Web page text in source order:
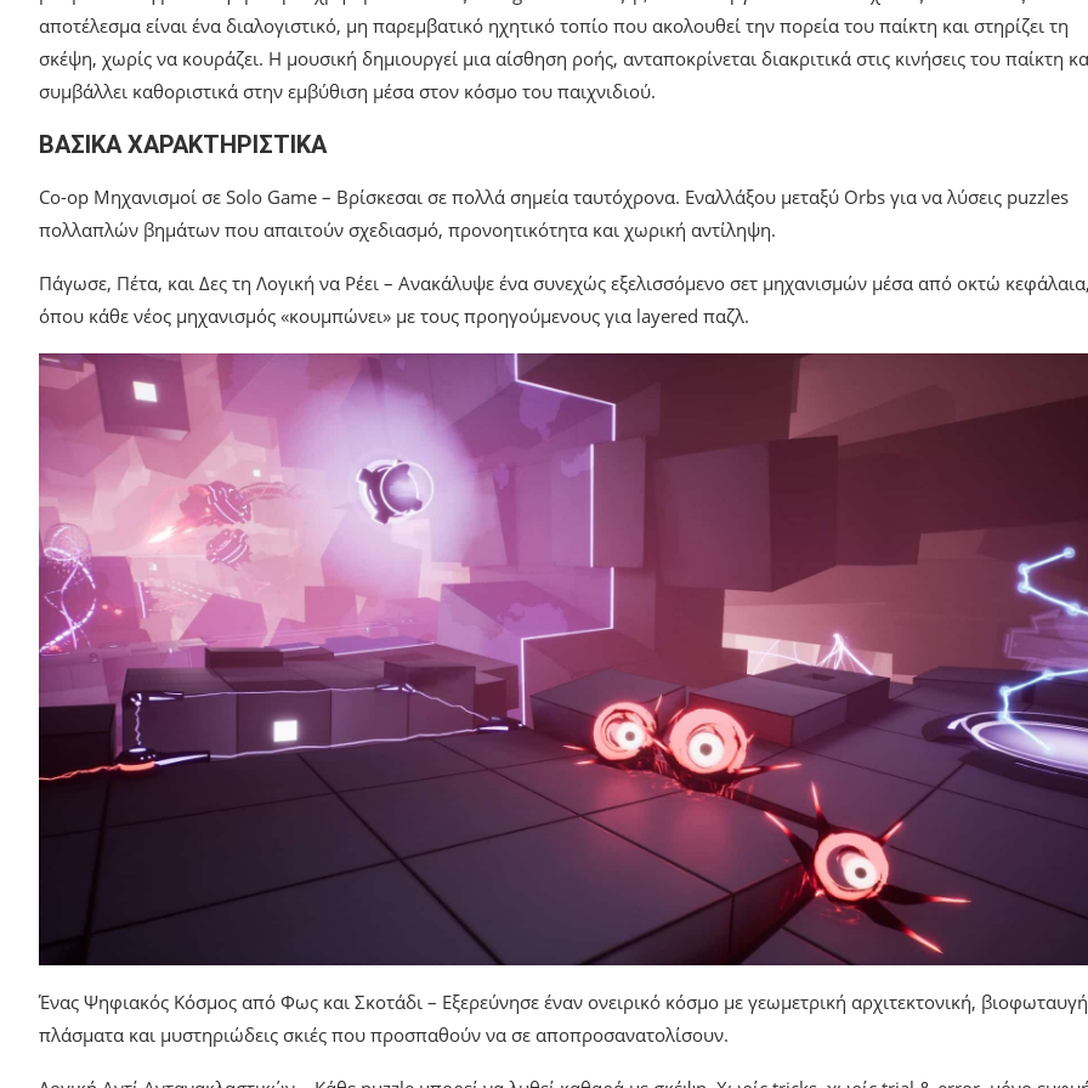
αποτέλεσμα είναι ένα διαλογιστικό, μη παρεμβατικό ηχητικό τοπίο που ακολουθεί την πορεία του παίκτη και στηρίζει τη
σκέψη, χωρίς να κουράζει. Η μουσική δημιουργεί μια αίσθηση ροής, ανταποκρίνεται διακριτικά στις κινήσεις του παίκτη
συμβάλλει καθοριστικά στην εμβύθιση μέσα στον κόσμο του παιχνιδιού.
ΒΑΣΙΚΑ ΧΑΡΑΚΤΗΡΙΣΤΙΚΑ
Co-op Μηχανισμοί σε Solo Game – Βρίσκεσαι σε πολλά σημεία ταυτόχρονα. Εναλλάξου μεταξύ Orbs για να λύσεις puzzles
πολλαπλών βημάτων που απαιτούν σχεδιασμό, προνοητικότητα και χωρική αντίληψη.
Πάγωσε, Πέτα, και Δες τη Λογική να Ρέει – Ανακάλυψε ένα συνεχώς εξελισσόμενο σετ μηχανισμών μέσα από οκτώ
όπου κάθε νέος μηχανισμός «κουμπώνει» με τους προηγούμενους για layered παζλ.
Ένας Ψηφιακός Κόσμος από Φως και Σκοτάδι – Εξερεύνησε έναν ονειρικό κόσμο με γεωμετρική αρχιτεκτονική, βιοφωταυγή
πλάσματα και μυστηριώδεις σκιές που προσπαθούν να σε αποπροσανατολίσουν.